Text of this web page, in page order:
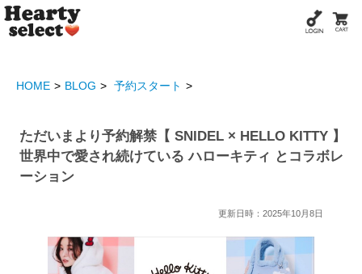
HOME BLOG 予約スタート
ただいまより予約解禁【 SNIDEL × HELLO KITTY 】
世界中で愛され続けている ハローキティ とコラボレ
ーション
更新日時：2025年10月8日